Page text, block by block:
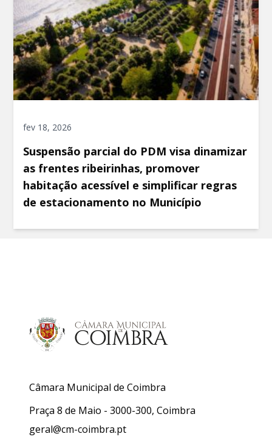
fev 18, 2026
Suspensão parcial do PDM visa dinamizar
as frentes ribeirinhas, promover
habitação acessível e simplificar regras
de estacionamento no Município
Câmara Municipal de Coimbra
Praça 8 de Maio - 3000-300, Coimbra
geral@cm-coimbra.pt